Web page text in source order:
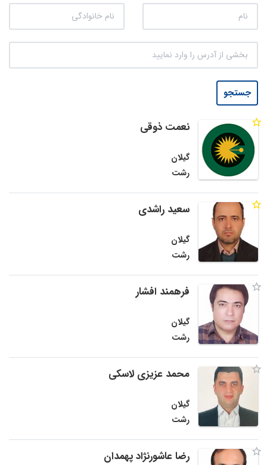
جستجو
نعمت ذوقی
گیلان
رشت
سعید راشدی
گیلان
رشت
فرهمند افشار
گیلان
رشت
محمد عزیزی لاسکی
گیلان
رشت
رضا عاشورنژاد پهمدان